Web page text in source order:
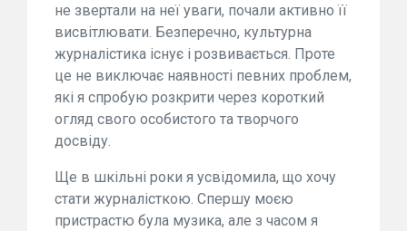
не звертали на неї уваги, почали активно її
висвітлювати. Безперечно, культурна
журналістика існує і розвивається. Проте
це не виключає наявності певних проблем,
які я спробую розкрити через короткий
огляд свого особистого та творчого
досвіду.
Ще в шкільні роки я усвідомила, що хочу
стати журналісткою. Спершу моєю
пристрастю була музика, але з часом я